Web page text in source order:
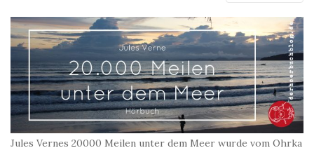
Jules Vernes 20000 Meilen unter dem Meer wurde vom Ohrka